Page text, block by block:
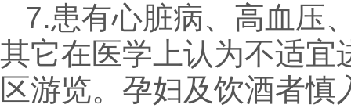
7.患有心脏病、高血压
其它在医学上认为不适宜
区游览。孕妇及饮酒者